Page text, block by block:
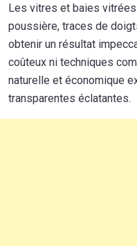
Les vitres et baies
poussière, traces de
obtenir un résultat
coûteux ni techniques
naturelle et économique
transparentes éclatantes.